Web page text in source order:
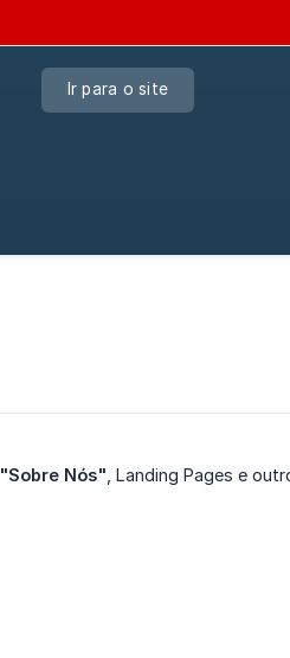
Ir para o site
"Sobre Nós" , Landing Pages e